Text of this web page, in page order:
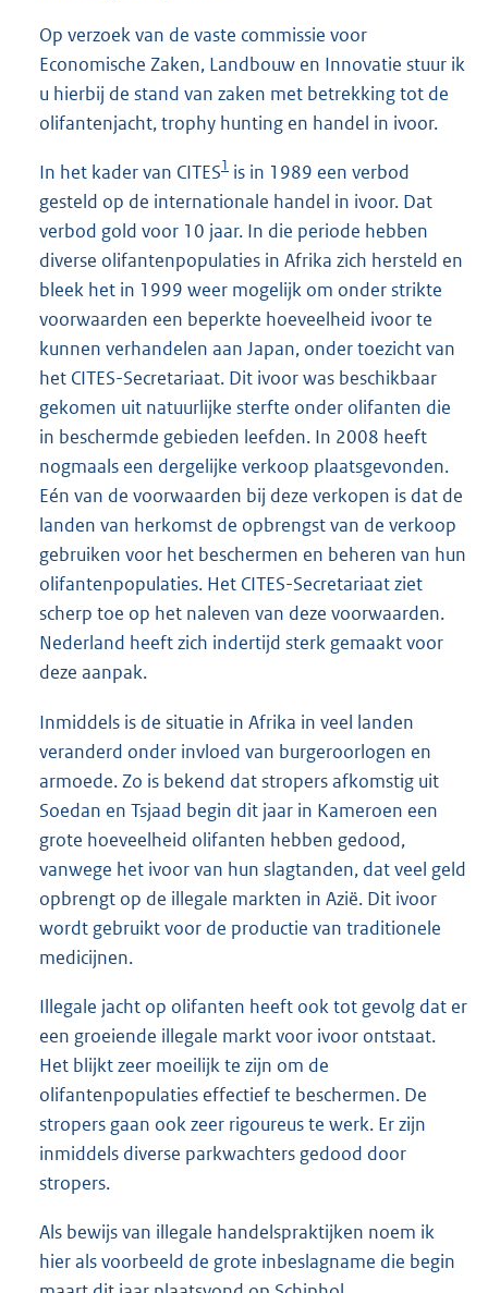
Op verzoek van de vaste commissie voor
Economische Zaken, Landbouw en Innovatie stuur ik
u hierbij de stand van zaken met betrekking tot de
olifantenjacht, trophy hunting en handel in ivoor.
In het kader van CITES1 is in 1989 een verbod
gesteld op de internationale handel in ivoor. Dat
verbod gold voor 10 jaar. In die periode hebben
diverse olifantenpopulaties in Afrika zich hersteld en
bleek het in 1999 weer mogelijk om onder strikte
voorwaarden een beperkte hoeveelheid ivoor te
kunnen verhandelen aan Japan, onder toezicht van
het CITES-Secretariaat. Dit ivoor was beschikbaar
gekomen uit natuurlijke sterfte onder olifanten die
in beschermde gebieden leefden. In 2008 heeft
nogmaals een dergelijke verkoop plaatsgevonden.
Eén van de voorwaarden bij deze verkopen is dat de
landen van herkomst de opbrengst van de verkoop
gebruiken voor het beschermen en beheren van hun
olifantenpopulaties. Het CITES-Secretariaat ziet
scherp toe op het naleven van deze voorwaarden.
Nederland heeft zich indertijd sterk gemaakt voor
deze aanpak.
Inmiddels is de situatie in Afrika in veel landen
veranderd onder invloed van burgeroorlogen en
armoede. Zo is bekend dat stropers afkomstig uit
Soedan en Tsjaad begin dit jaar in Kameroen een
grote hoeveelheid olifanten hebben gedood,
vanwege het ivoor van hun slagtanden, dat veel geld
opbrengt op de illegale markten in Azië. Dit ivoor
wordt gebruikt voor de productie van traditionele
medicijnen.
Illegale jacht op olifanten heeft ook tot gevolg dat er
een groeiende illegale markt voor ivoor ontstaat.
Het blijkt zeer moeilijk te zijn om de
olifantenpopulaties effectief te beschermen. De
stropers gaan ook zeer rigoureus te werk. Er zijn
inmiddels diverse parkwachters gedood door
stropers.
Als bewijs van illegale handelspraktijken noem ik
hier als voorbeeld de grote inbeslagname die begin